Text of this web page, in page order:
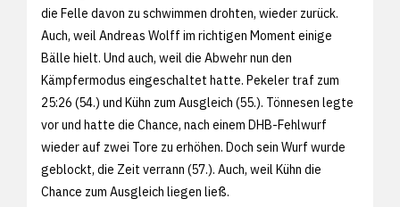
die Felle davon zu schwimmen drohten, wieder zurück.
Auch, weil Andreas Wolff im richtigen Moment einige
Bälle hielt. Und auch, weil die Abwehr nun den
Kämpfermodus eingeschaltet hatte. Pekeler traf zum
25:26 (54.) und Kühn zum Ausgleich (55.). Tönnesen legte
vor und hatte die Chance, nach einem DHB-Fehlwurf
wieder auf zwei Tore zu erhöhen. Doch sein Wurf wurde
geblockt, die Zeit verrann (57.). Auch, weil Kühn die
Chance zum Ausgleich liegen ließ.